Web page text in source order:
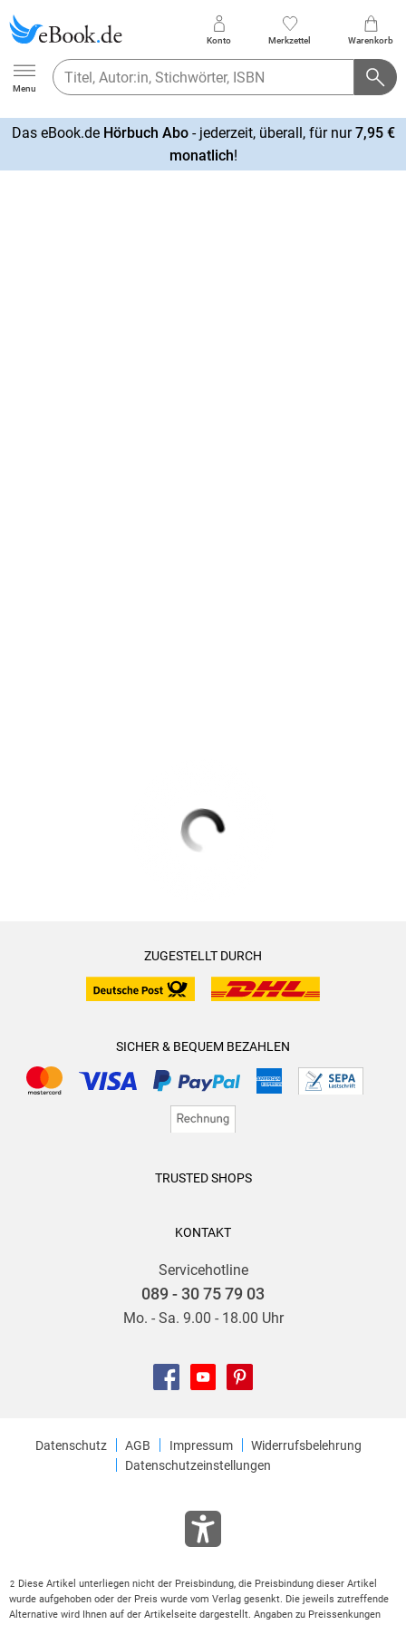
Ebook.de
Menu
Konto Merkzettel Warenkorb
Das eBook.de Hörbuch Abo- jederzeit, überall, für nur7,95 €
monatlich!
ZUGESTELLT DURCH
SICHER & BEQUEM BEZAHLEN
TRUSTED SHOPS
KONTAKT
Servicehotline
089 - 30 75 79 03
Mo. - Sa. 9.00 - 18.00 Uhr
Datenschutz AGB Impressum
Widerrufsbelehrung
Datenschutzeinstellungen
2 Diese Artikel unterliegen nicht der Preisbindung, die Preisbindung dieser Artikel
wurde aufgehoben oder der Preis wurde vom Verlag gesenkt. Die jeweils zutreffende
Alternative wird Ihnen auf der Artikelseite dargestellt. Angaben zu Preissenkungen